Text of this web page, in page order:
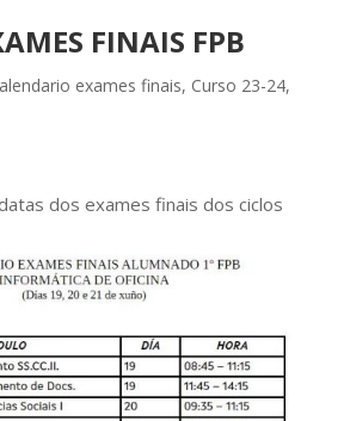
FINAIS FPB
exames finais, Curso 23-24,
dos exames finais dos ciclos